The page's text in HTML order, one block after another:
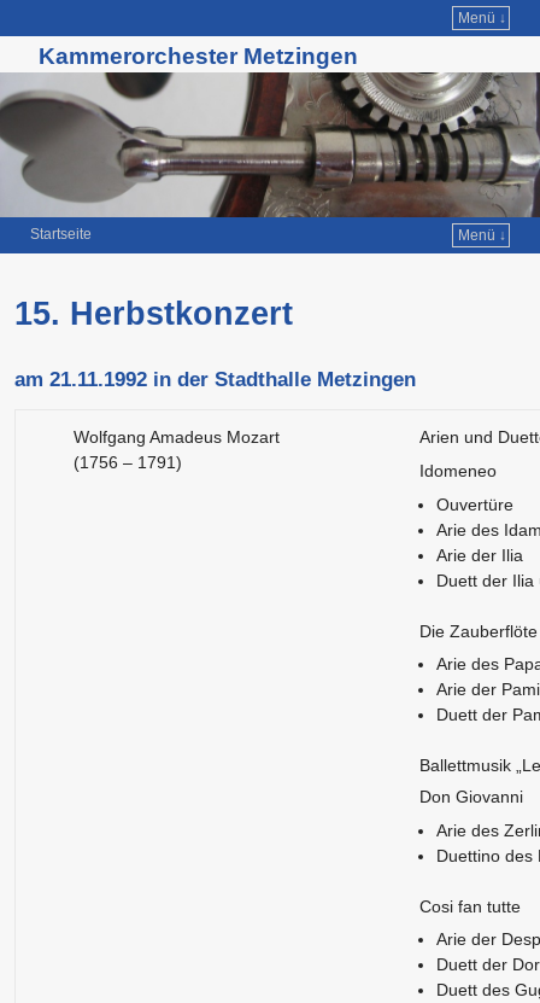
Menü ↓
Kammerorchester Metzingen
Startseite
Menü ↓
15. Herbstkonzert
am 21.11.1992 in der Stadthalle Metzingen
Wolfgang Amadeus Mozart
(1756 – 1791)
Arien und
Idomeneo
Ouvertüre
Arie des
Arie der Ilia
Duett der
Die Zauberflöte
Arie des
Arie der
Duett der
Ballettmusik
Don Giovanni
Arie des
Duettino des
Cosi fan tutte
Arie der
Duett der
Duett des